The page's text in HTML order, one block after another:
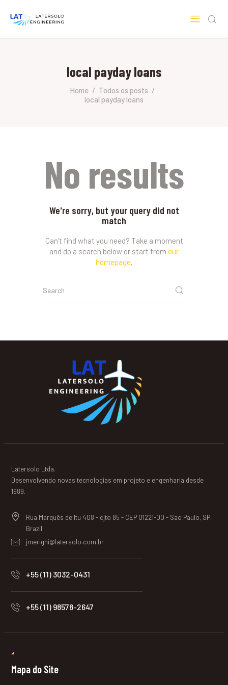
local payday loans
Home
Todos os posts
local payday loans
SOBRE A LATERSOLO
ENGINEERING
No results
We're sorry, but your query did not
match
Can't find what you need? Take a moment
and do a search below or start from our
homepage.
Latersolo Ltda.
Desenvolvendo novas tecnologias em projeto e engenharia desde
1989.
Rua Marquês de Itu 408 - cjto 85 - CEP 01221-00 - Sao Paulo, SP,
Brazil
jmerighi@latersolo.com.br
+55 (11) 3032-0431
+55 (11) 98578-2647
Mapa do Site